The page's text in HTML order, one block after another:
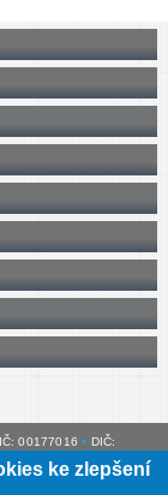
IČ: 00177016 • DIČ:
ke zlepšení